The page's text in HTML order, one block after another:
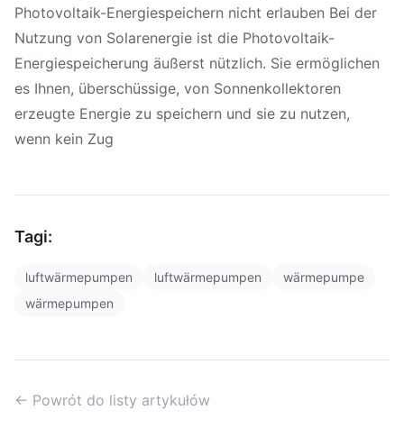
Photovoltaik-Energiespeichern nicht erlauben Bei der
Nutzung von Solarenergie ist die Photovoltaik-
Energiespeicherung äußerst nützlich. Sie ermöglichen
es Ihnen, überschüssige, von Sonnenkollektoren
erzeugte Energie zu speichern und sie zu nutzen,
wenn kein Zug
Tagi:
luftwärmepumpen luftwärmepumpen
wärmepumpe
wärmepumpen
← Powrót do listy artykułów